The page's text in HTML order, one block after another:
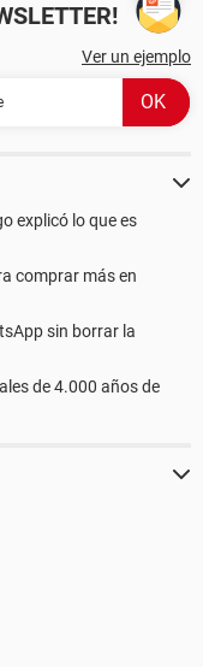
Ver un ejemplo
explicó lo que es
comprar más en
sin borrar la
de 4.000 años de